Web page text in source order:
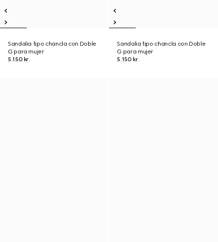
Sandalia tipo chancla con Doble
G para mujer
5.150 kr.
Sandalia tipo chancla con Doble
G para mujer
5.150 kr.